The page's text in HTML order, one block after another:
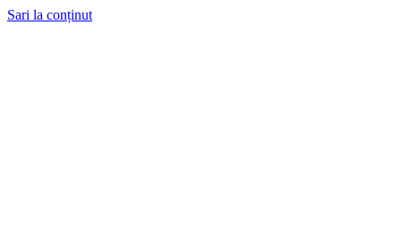
Sari la conținut